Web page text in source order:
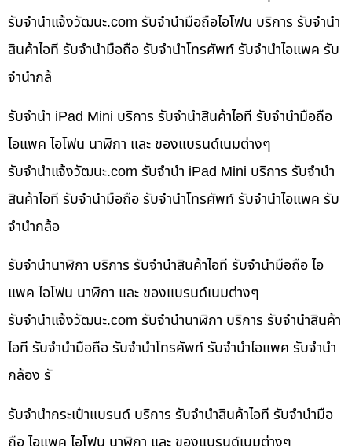
รับจํานําแจ้งวัฒนะ.com รับจำนำมือถือไอโฟน บริการ รับจำนำ
สินค้าไอที รับจำนำมือถือ รับจำนำโทรศัพท์ รับจำนำไอแพค รับ
จำนำกล้
รับจำนำ iPad Mini บริการ รับจำนำสินค้าไอที รับจำนำมือถือ
ไอแพค ไอโฟน นาฬิกา และ ของแบรนด์เนมต่างๆ
รับจํานําแจ้งวัฒนะ.com รับจำนำ iPad Mini บริการ รับจำนำ
สินค้าไอที รับจำนำมือถือ รับจำนำโทรศัพท์ รับจำนำไอแพค รับ
จำนำกล้อ
รับจำนำนาฬิกา บริการ รับจำนำสินค้าไอที รับจำนำมือถือ ไอ
แพค ไอโฟน นาฬิกา และ ของแบรนด์เนมต่างๆ
รับจํานําแจ้งวัฒนะ.com รับจำนำนาฬิกา บริการ รับจำนำสินค้า
ไอที รับจำนำมือถือ รับจำนำโทรศัพท์ รับจำนำไอแพค รับจำนำ
กล้อง รั
รับจำนำกระเป๋าแบรนด์ บริการ รับจำนำสินค้าไอที รับจำนำมือ